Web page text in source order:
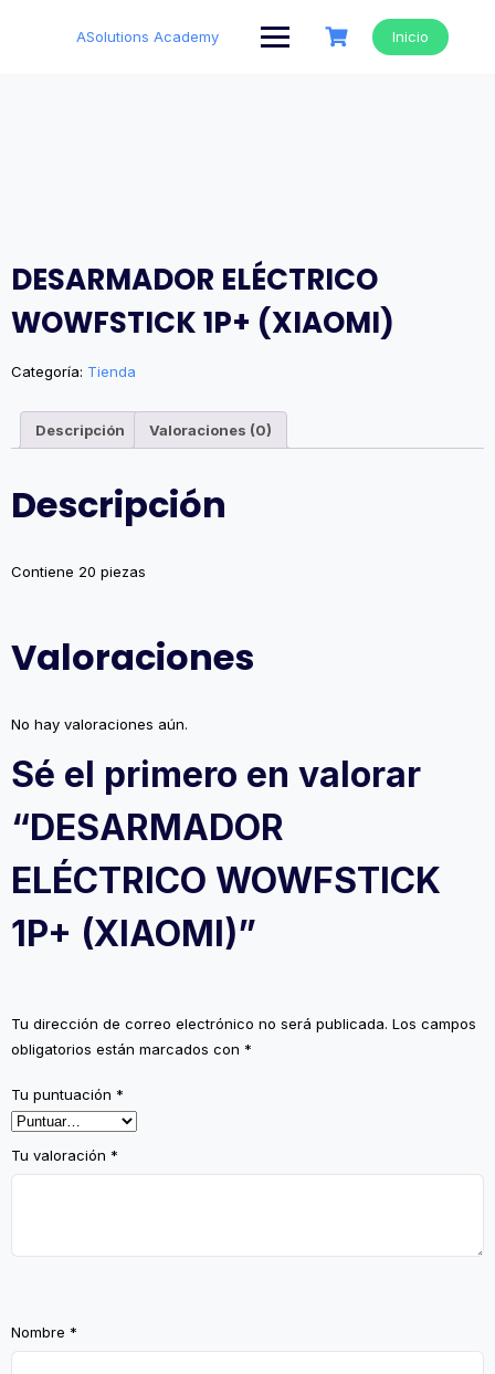
ASolutions Academy Inicio
DESARMADOR ELÉCTRICO
WOWFSTICK 1P+ (XIAOMI)
Categoría: Tienda
Descripción Valoraciones (0)
Descripción
Contiene 20 piezas
Valoraciones
No hay valoraciones aún.
Sé el primero en valorar
“DESARMADOR
ELÉCTRICO WOWFSTICK
1P+ (XIAOMI)”
Tu dirección de correo electrónico no será publicada. Los campos
obligatorios están marcados con *
Tu puntuación *
Tu valoración *
Nombre *